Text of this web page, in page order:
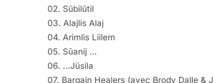
02. Sūbilūtil
03. Alajlis Alaj
04. Arimlis Liilem
05. Sūanij ...
06. ...Jüsila
07. Bargain Healers (avec Brody Dalle &